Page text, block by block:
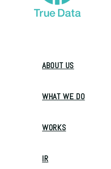
ABOUT US
WHAT WE DO
WORKS
IR